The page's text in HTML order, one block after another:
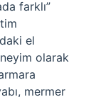
farklı”
el
olarak
mermer